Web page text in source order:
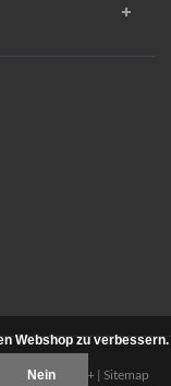
DMWSx Plus+ | Sitemap
Webshop zu verbessern.
Nein